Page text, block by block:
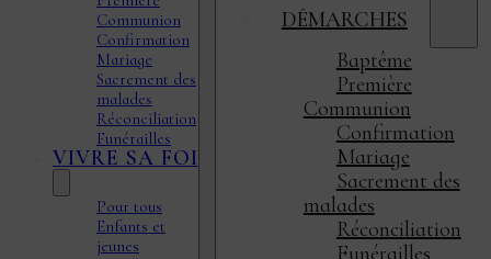
Communion
Confirmation
Mariage
Sacrement des
malades
Réconciliation
Funérailles
VIVRE SA FOI
Pour tous
Enfants et
jeunes
DÉMARCHES
Baptême
Première
Communion
Confirmation
Mariage
Sacrement des
malades
Réconciliation
Funérailles